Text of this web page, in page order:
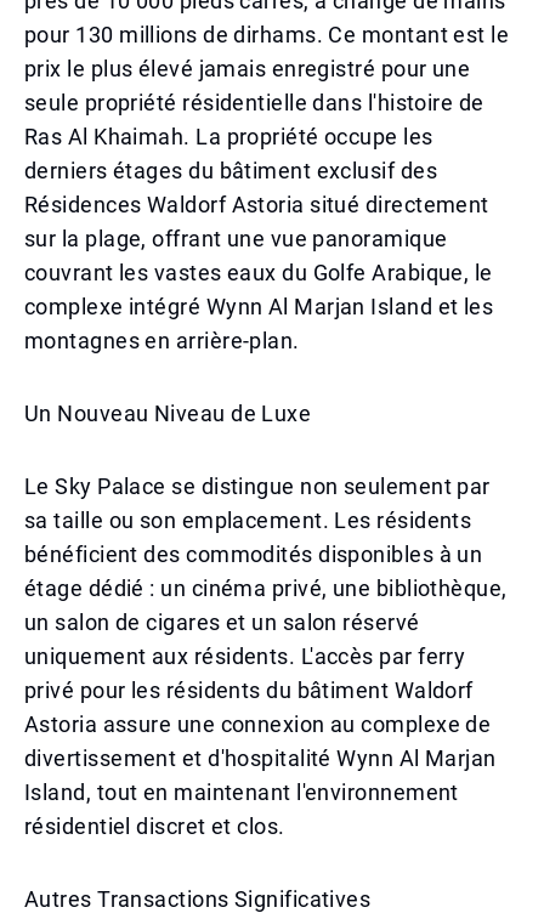
pour 130 millions de dirhams. Ce montant est le
prix le plus élevé jamais enregistré pour une
seule propriété résidentielle dans l'histoire de
Ras Al Khaimah. La propriété occupe les
derniers étages du bâtiment exclusif des
Résidences Waldorf Astoria situé directement
sur la plage, offrant une vue panoramique
couvrant les vastes eaux du Golfe Arabique, le
complexe intégré Wynn Al Marjan Island et les
montagnes en arrière-plan.
Un Nouveau Niveau de Luxe
Le Sky Palace se distingue non seulement par
sa taille ou son emplacement. Les résidents
bénéficient des commodités disponibles à un
étage dédié : un cinéma privé, une bibliothèque,
un salon de cigares et un salon réservé
uniquement aux résidents. L'accès par ferry
privé pour les résidents du bâtiment Waldorf
Astoria assure une connexion au complexe de
divertissement et d'hospitalité Wynn Al Marjan
Island, tout en maintenant l'environnement
résidentiel discret et clos.
Autres Transactions Significatives